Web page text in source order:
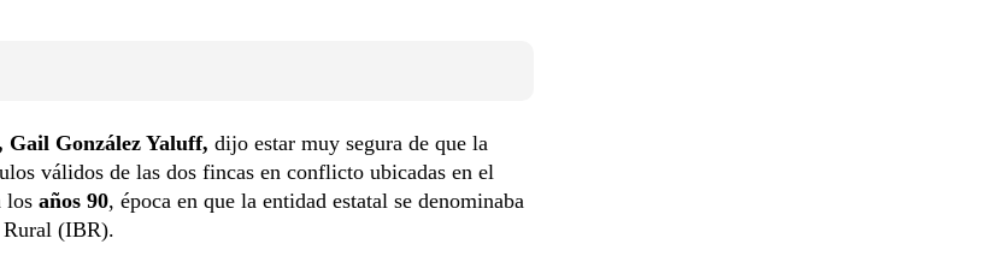
González Yaluff, dijo estar muy segura de que la
válidos de las dos fincas en conflicto ubicadas en el
los años 90, época en que la entidad estatal se denominaba
Rural (IBR).